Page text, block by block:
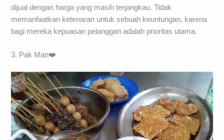
dijual dengan harga yang masih terjangkau. Tidak
memanfaatkan ketenaran untuk sebuah keuntungan, karena
bagi mereka kepuasan pelanggan adalah prioritas utama.
3. Pak Man❤️